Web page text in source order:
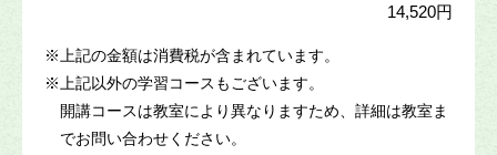
14,520円
※ 上記の金額は消費税が含まれています。
※ 上記以外の学習コースもございます。
開講コースは教室により異なりますため、詳細は教室ま
でお問い合わせください。